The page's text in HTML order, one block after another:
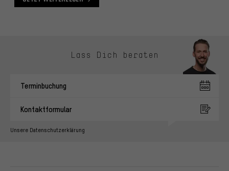
Lass Dich beraten
Terminbuchung
Kontaktformular
Unsere Datenschutzerklärung